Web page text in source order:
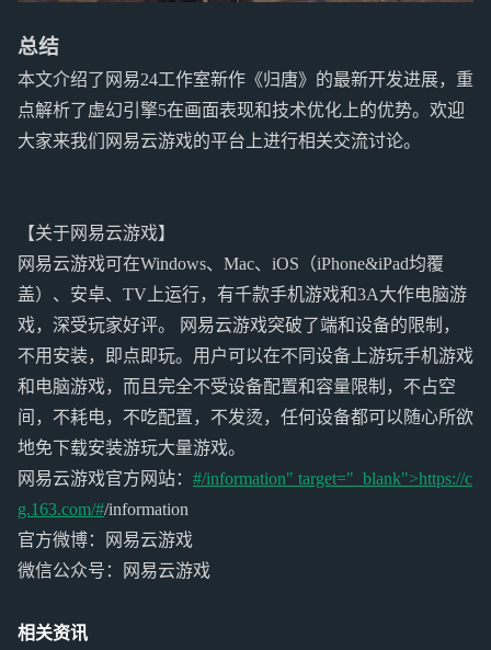
总结
本文介绍了网易24工作室新作《归唐》的最新开发进展，重
点解析了虚幻引擎5在画面表现和技术优化上的优势。欢迎
大家来我们网易云游戏的平台上进行相关交流讨论。
【关于网易云游戏】
网易云游戏可在Windows、Mac、iOS（iPhone&iPad均覆
盖）、安卓、TV上运行，有千款手机游戏和3A大作电脑游
戏，深受玩家好评。 网易云游戏突破了端和设备的限制，
不用安装，即点即玩。用户可以在不同设备上游玩手机游戏
和电脑游戏，而且完全不受设备配置和容量限制，不占空
间，不耗电，不吃配置，不发烫，任何设备都可以随心所欲
地免下载安装游玩大量游戏。
网易云游戏官方网站： #/information" target="_blank">https://c
g.163.com/#/information
官方微博：网易云游戏
微信公众号：网易云游戏
相关资讯